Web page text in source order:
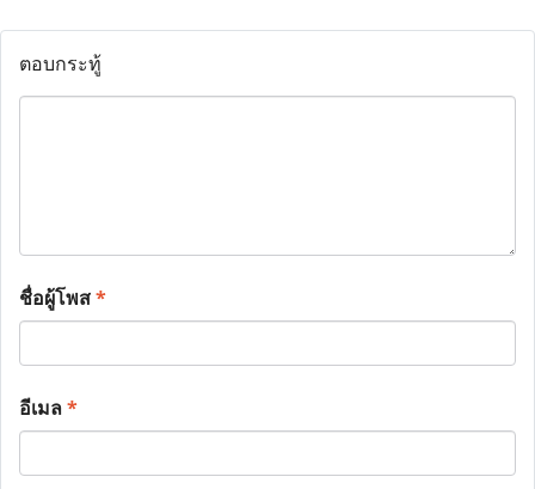
ตอบกระทู้
ชื่อผู้โพส*
อีเมล*